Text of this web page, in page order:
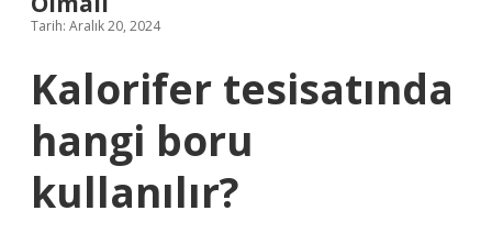
Tarih: Aralık 20, 2024
Kalorifer tesisatında
hangi boru
kullanılır?